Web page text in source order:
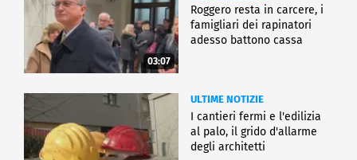
03:07
Roggero resta in carcere, i
famigliari dei rapinatori
adesso battono cassa
ULTIME NOTIZIE
I cantieri fermi e l'edilizia
al palo, il grido d'allarme
degli architetti